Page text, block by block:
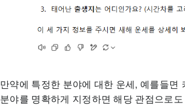
만약에 특정한 분야에 대한 운세, 예를들
분야를 명확하게 지정하면 해당 관점으로